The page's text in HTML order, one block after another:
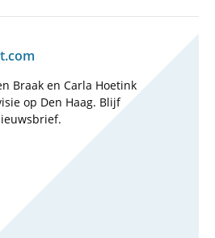
Braak en Carla Hoetink
op Den Haag. Blijf